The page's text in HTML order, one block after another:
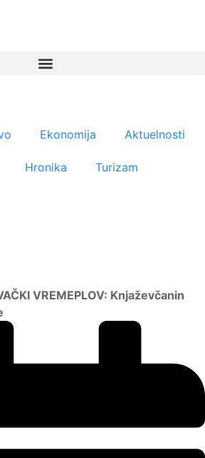
Ekonomija Aktuelnosti
Hronika Turizam
VREMEPLOV: Knjaževčanin